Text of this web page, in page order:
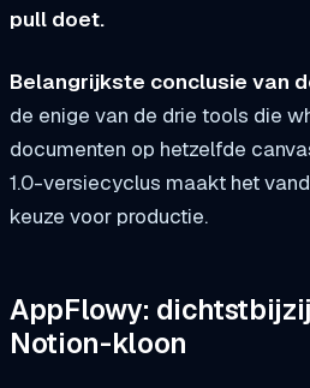
pull doet.
Belangrijkste conclusie van
de enige van de drie tools die
documenten op hetzelfde
1.0-versiecyclus maakt het
keuze voor productie.
AppFlowy:
Notion-kloon